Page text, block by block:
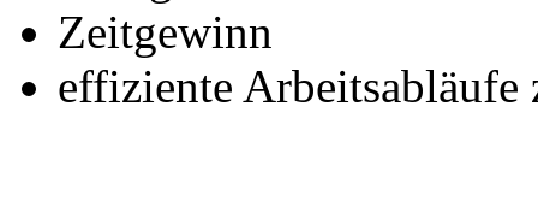
Zeitgewinn
effiziente